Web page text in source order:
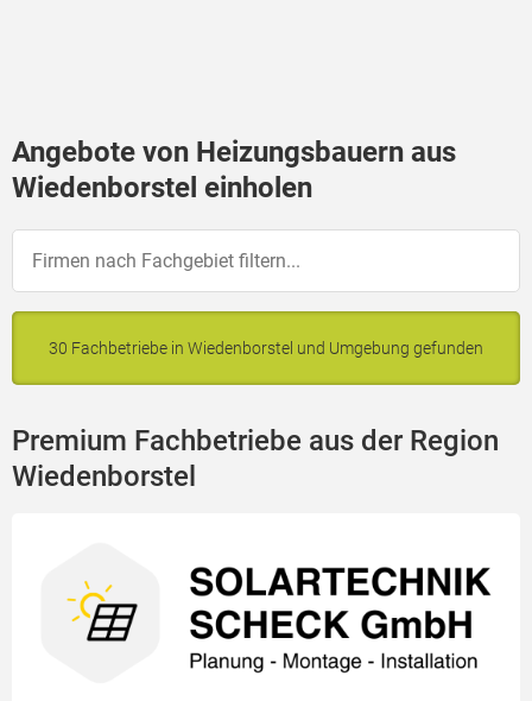
Angebote von Heizungsbauern aus
Wiedenborstel einholen
30 Fachbetriebe in Wiedenborstel und Umgebung gefunden
Premium Fachbetriebe aus der Region
Wiedenborstel